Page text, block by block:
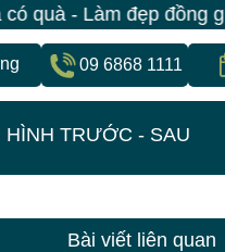
đẹp đồng giá chỉ
09 6868 1111
HÌNH TRƯỚC - SAU
Bài viết liên quan